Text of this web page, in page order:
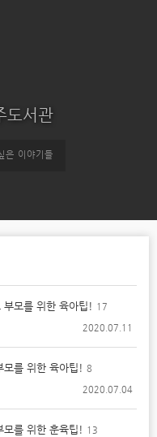
도서관
은 이야기들
부모를 위한 육아팁! 17
2020.07.11
모를 위한 육아팁! 8
2020.07.04
모를 위한 훈육팁! 13